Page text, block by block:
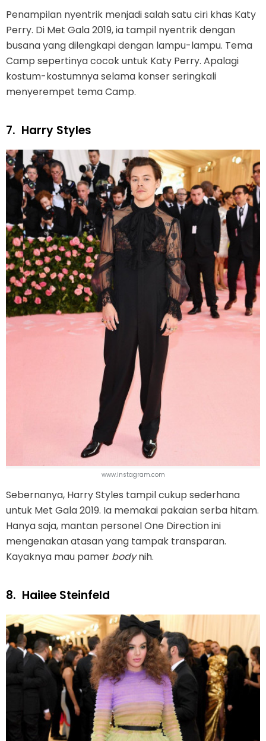
Penampilan nyentrik menjadi salah satu ciri khas Katy
Perry. Di Met Gala 2019, ia tampil nyentrik dengan
busana yang dilengkapi dengan lampu-lampu. Tema
Camp sepertinya cocok untuk Katy Perry. Apalagi
kostum-kostumnya selama konser seringkali
menyerempet tema Camp.
7. Harry Styles
www.instagram.com
Sebernanya, Harry Styles tampil cukup sederhana
untuk Met Gala 2019. Ia memakai pakaian serba hitam.
Hanya saja, mantan personel One Direction ini
mengenakan atasan yang tampak transparan.
Kayaknya mau pamer bodynih.
8. Hailee Steinfeld